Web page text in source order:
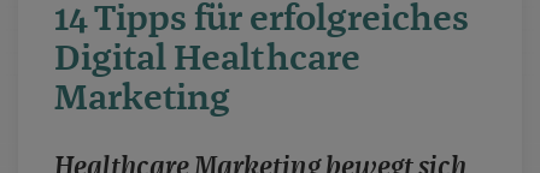
ux und conversions
about us
14 Tipps für erfolgreiches
Digital Healthcare
Marketing